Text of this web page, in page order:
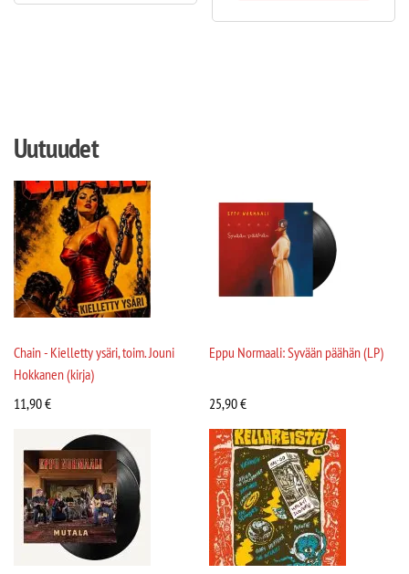
Uutuudet
Chain - Kielletty ysäri, toim. Jouni
Hokkanen (kirja)
11,90€
Eppu Normaali: Syvään päähän (LP)
25,90€